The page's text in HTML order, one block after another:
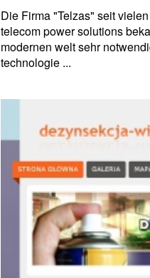
Die Firma "Telzas" seit
telecom power solutions
modernen welt sehr
technologie ...